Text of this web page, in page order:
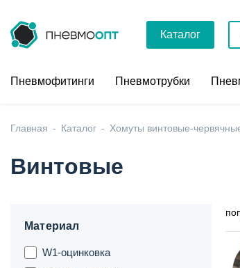
Каталог
Пневмофитинги Пневмотрубки
Главная Каталог Хомуты винтовые-
Винтовые
Материал
W1-оцинковка